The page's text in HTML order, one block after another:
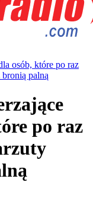
osób, które po raz
bronią palną
po raz